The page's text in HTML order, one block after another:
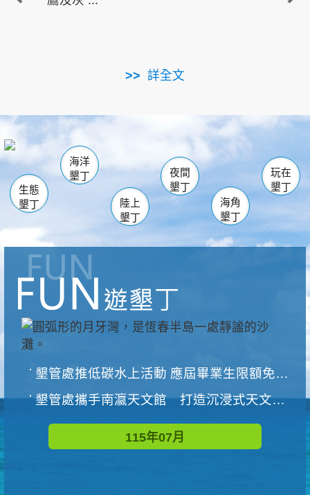
詳全文
南仁湖
海生館
恆春 佳樂水
龍鑾潭自然中心 森林遊樂區
瓊麻館
關山 墾管處遊客中心
社頂公園 風吹沙
船帆石
白砂 龍磐公園
香蕉灣
砂島
鵝鑾鼻
生態
墾丁
海洋
墾丁
陸上
墾丁
夜間
墾丁
海角
墾丁
玩在
墾丁
墾管處推低碳水上活動 應屆畢業生限額免費參加
墾管處攜手南瀛天文館 打造沉浸式天文探索營隊
115年07月